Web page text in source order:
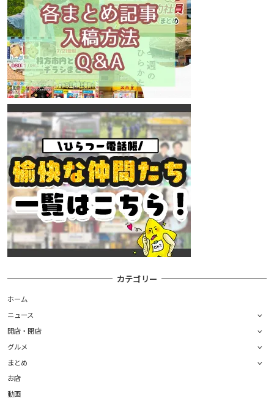
カテゴリー
ホーム
ニュース
開店・閉店
グルメ
まとめ
お店
動画